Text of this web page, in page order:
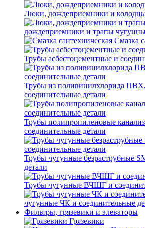
Люки, дождеприемники и
дождеприемники и трапы
Смазка
Трубы асбестоцементные и
Трубы из поливинилхлорида
соединительные детали
Трубы полипропиленовые
соединительные детали
Трубы чугунные безраструбные
детали
Трубы чугунные ВЧШГ и
чугунные ЧК и соединительные
Фильтры, грязевики и элеваторы
Грязевики